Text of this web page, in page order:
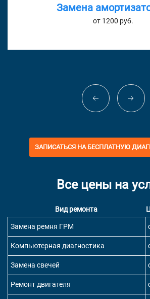
Замена
от 1200 руб.
ЗАПИСАТЬСЯ НА БЕСПЛАТНУЮ
Все цены на
Вид ремонта
Замена ремня ГРМ
Компьютерная диагностика
Замена свечей
Ремонт двигателя